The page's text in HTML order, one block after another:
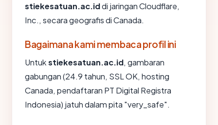
stiekesatuan.ac.iddi jaringan Cloudflare,
Inc., secara geografis di Canada.
Bagaimana kami membaca profil ini
Untukstiekesatuan.ac.id, gambaran
gabungan (24.9 tahun, SSL OK, hosting
Canada, pendaftaran PT Digital Registra
Indonesia) jatuh dalam pita "very_safe".